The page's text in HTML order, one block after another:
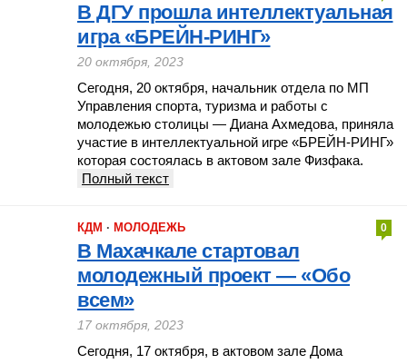
В ДГУ прошла интеллектуальная
игра «БРЕЙН-РИНГ»
20 октября, 2023
Сегодня, 20 октября, начальник отдела по МП
Управления спорта, туризма и работы с
молодежью столицы — Диана Ахмедова, приняла
участие в интеллектуальной игре «БРЕЙН-РИНГ»
которая состоялась в актовом зале Физфака.
Полный текст
КДМ · МОЛОДЕЖЬ 0
В Махачкале стартовал
молодежный проект — «Обо
всем»
17 октября, 2023
Сегодня, 17 октября, в актовом зале Дома